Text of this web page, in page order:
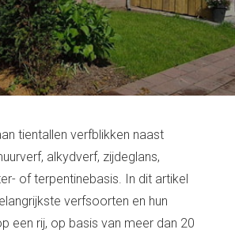
tientallen verfblikken naast
alkydverf, zijdeglans,
of terpentinebasis. In dit artikel
verfsoorten en hun
een rij, op basis van meer dan 20